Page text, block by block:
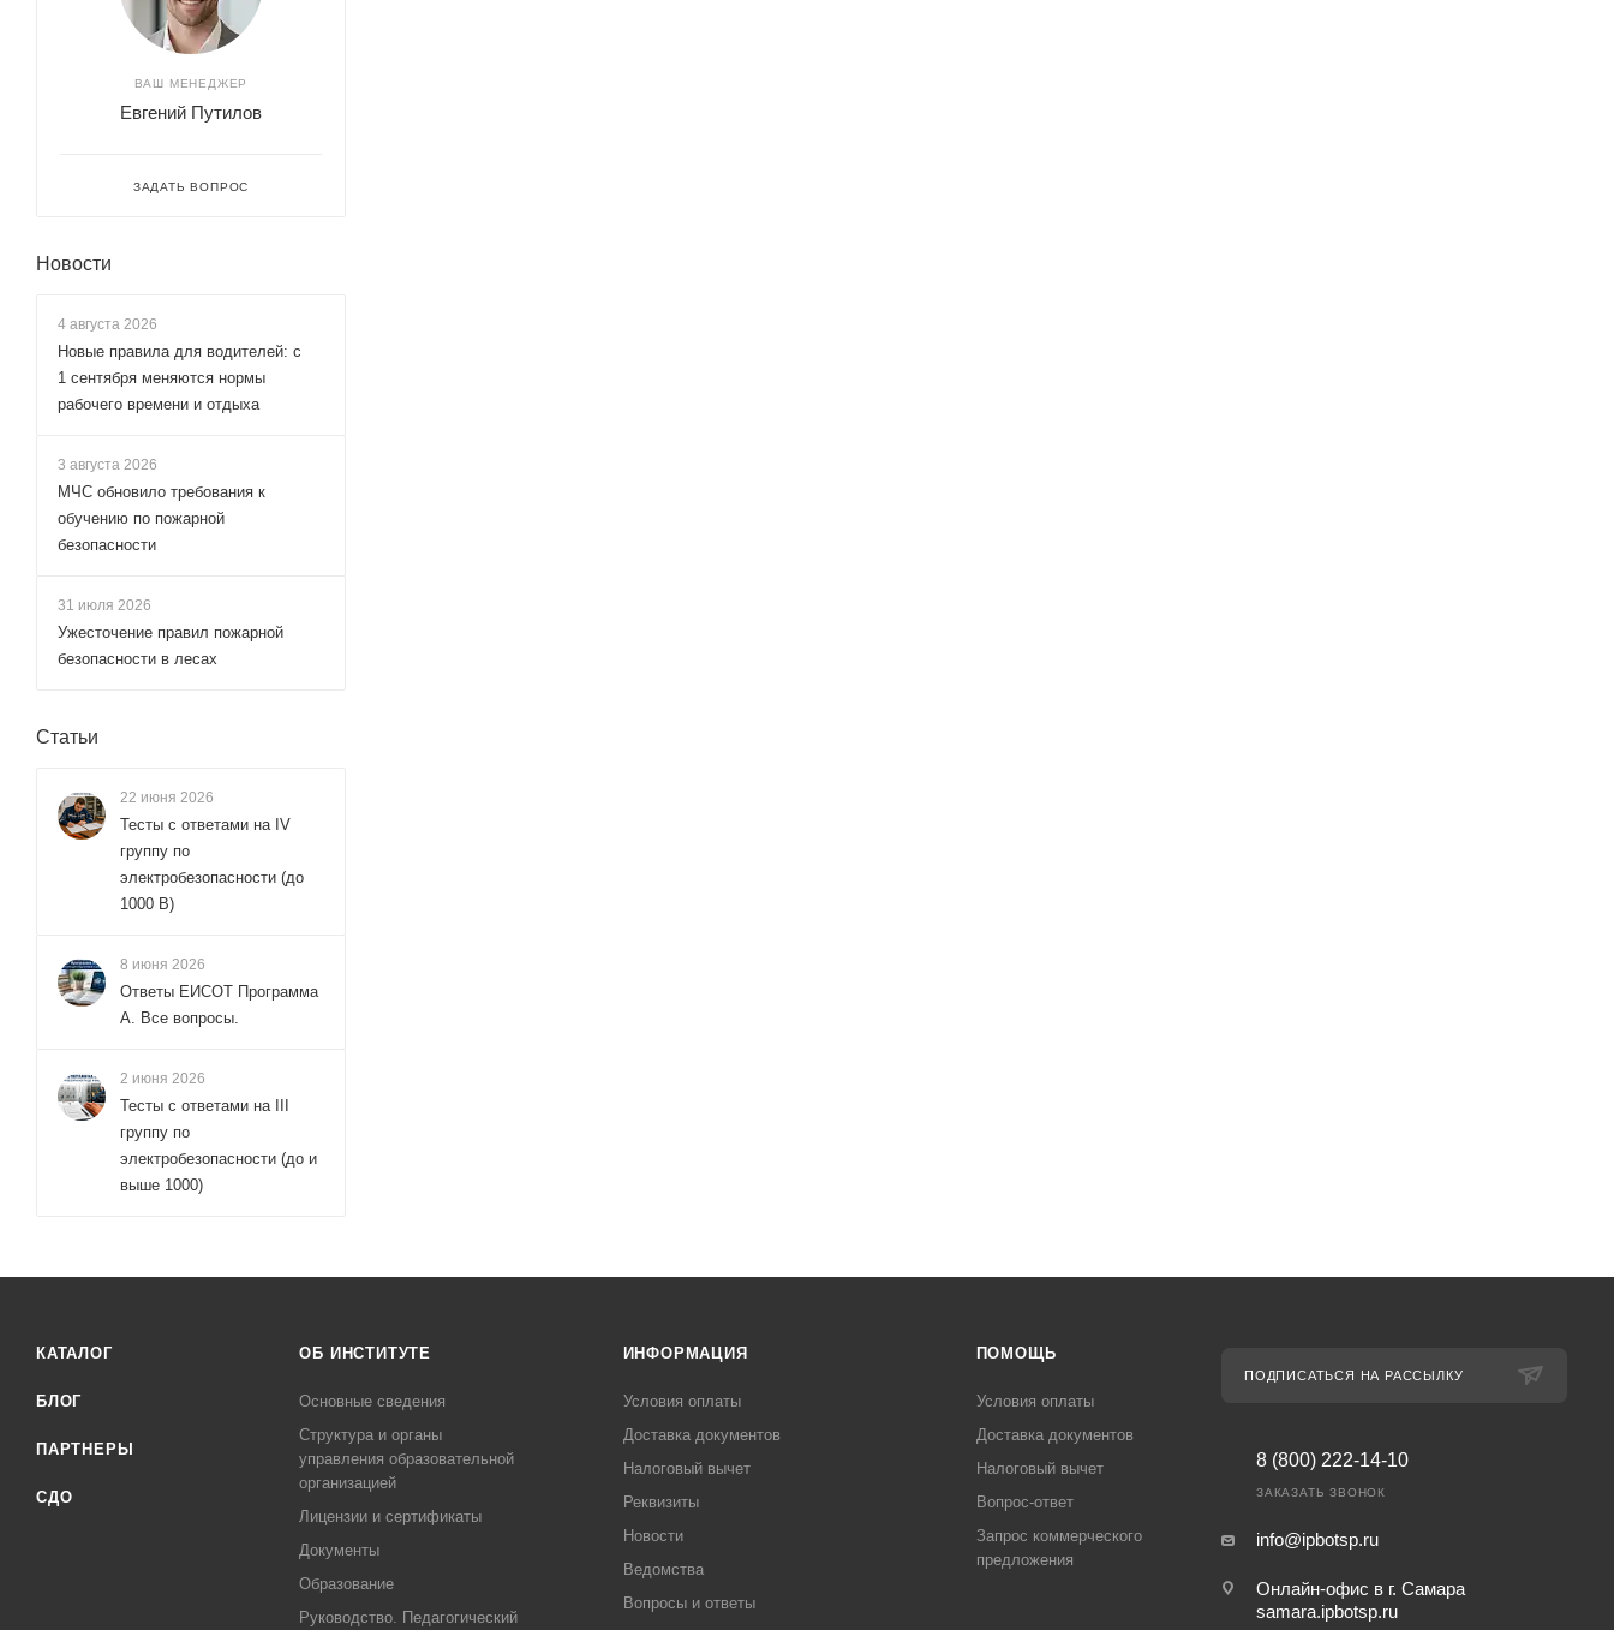
ВАШ МЕНЕДЖЕР
Евгений Путилов
ЗАДАТЬ ВОПРОС
Новости
4 августа 2026
Новые правила для водителей: с
1 сентября меняются нормы
рабочего времени и отдыха
3 августа 2026
МЧС обновило требования к
обучению по пожарной
безопасности
31 июля 2026
Ужесточение правил пожарной
безопасности в лесах
Статьи
22 июня 2026
Тесты с ответами на IV
группу по
электробезопасности (до
1000 В)
8 июня 2026
Ответы ЕИСОТ Программа
А. Все вопросы.
2 июня 2026
Тесты с ответами на III
группу по
электробезопасности (до и
выше 1000)
КАТАЛОГ
БЛОГ
ПАРТНЕРЫ
СДО
ОБ ИНСТИТУТЕ
Основные сведения
Структура и органы
управления образовательной
организацией
Лицензии и сертификаты
Документы
Образование
Руководство. Педагогический
ИНФОРМАЦИЯ
Условия оплаты
Доставка документов
Налоговый вычет
Реквизиты
Новости
Ведомства
Вопросы и ответы
ПОМОЩЬ
Условия оплаты
Доставка документов
Налоговый вычет
Вопрос-ответ
Запрос коммерческого
предложения
ПОДПИСАТЬСЯ НА РАССЫЛКУ
8 (800) 222-14-10
ЗАКАЗАТЬ ЗВОНОК
info@ipbotsp.ru
Онлайн-офис в г. Самара
samara.ipbotsp.ru